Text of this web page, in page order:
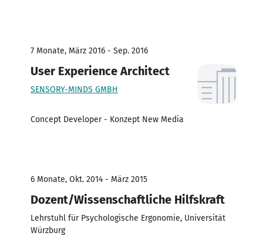
7 Monate, März 2016 - Sep. 2016
User Experience Architect
SENSORY-MINDS GMBH
Concept Developer - Konzept New Media
6 Monate, Okt. 2014 - März 2015
Dozent/Wissenschaftliche Hilfskraft
Lehrstuhl für Psychologische Ergonomie, Universität
Würzburg